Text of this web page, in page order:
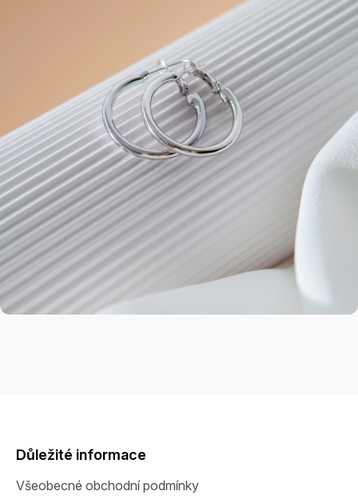
Důležité informace
Všeobecné obchodní podmínky